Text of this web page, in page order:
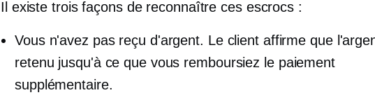
Il existe trois façons de reconnaître ces escrocs :
Vous n'avez pas reçu d'argent. Le client affirme que
retenu jusqu'à ce que vous remboursiez le paiement
supplémentaire.